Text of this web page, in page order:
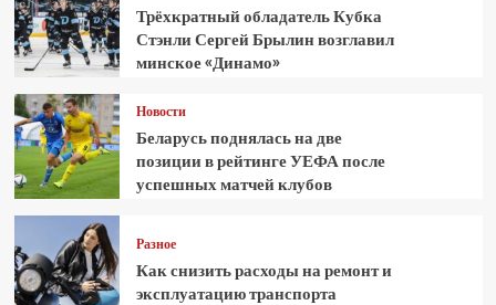
Трёхкратный обладатель Кубка
Стэнли Сергей Брылин возглавил
минское «Динамо»
Новости
Беларусь поднялась на две
позиции в рейтинге УЕФА после
успешных матчей клубов
Разное
Как снизить расходы на ремонт и
эксплуатацию транспорта